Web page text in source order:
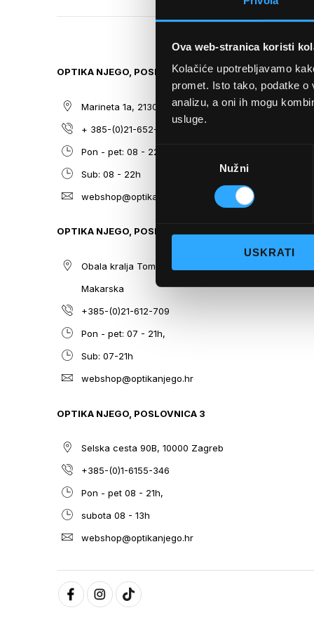
Ova web-stranica koristi
Kolačiće upotrebljavamo
promet. Isto tako, podatke
analizu, a oni ih mogu
usluge.
Odabir
Nužni
USKRATI
THE
THE
GALLERY
OPTIKA NJEGO, POSLOVNICA 1
Marineta 1a, 21300 Makarska
+ 385-(0)21-652-102
Pon - pet: 08 - 22h,
Sub: 08 - 22h
webshop@optikanjego.hr
OPTIKA NJEGO, POSLOVNICA 2
Obala kralja Tomislava 14, 21300
Makarska
+385-(0)21-612-709
Pon - pet: 07 - 21h,
Sub: 07-21h
webshop@optikanjego.hr
OPTIKA NJEGO, POSLOVNICA 3
Selska cesta 90B, 10000 Zagreb
+385-(0)1-6155-346
Pon - pet 08 - 21h,
subota 08 - 13h
webshop@optikanjego.hr
SITEMAP
O nama
Optika